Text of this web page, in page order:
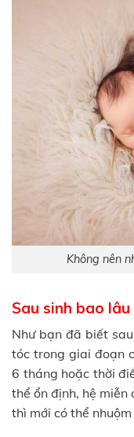
Không nên
Sau sinh bao
Như bạn đã biết
tóc trong giai đoạn
6 tháng hoặc thời
thể ổn định, hệ miễn
thì mới có thể